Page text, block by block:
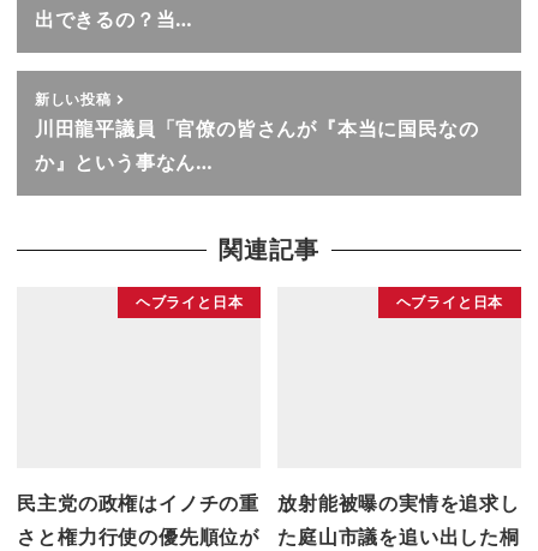
出できるの？当…
新しい投稿
川田龍平議員「官僚の皆さんが『本当に国民なの
か』という事なん…
関連記事
ヘブライと日本
民主党の政権はイノチの重
さと権力行使の優先順位が
ヘブライと日本
放射能被曝の実情を追求し
た庭山市議を追い出した桐